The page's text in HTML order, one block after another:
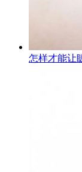
怎样才能让